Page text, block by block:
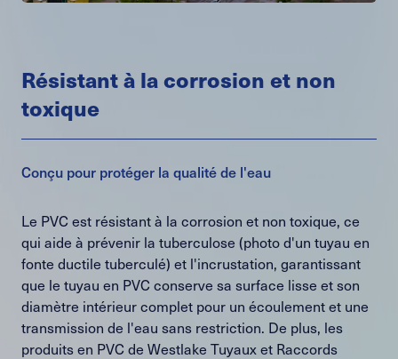
Résistant à la corrosion et non
toxique
Conçu pour protéger la qualité de l'eau
Le PVC est résistant à la corrosion et non toxique, ce
qui aide à prévenir la tuberculose (photo d'un tuyau en
fonte ductile tuberculé) et l'incrustation, garantissant
que le tuyau en PVC conserve sa surface lisse et son
diamètre intérieur complet pour un écoulement et une
transmission de l'eau sans restriction. De plus, les
produits en PVC de Westlake Tuyaux et Raccords